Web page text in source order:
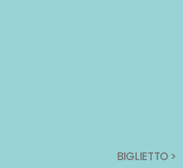
BIGLIETTO >
BIGLIETTO >